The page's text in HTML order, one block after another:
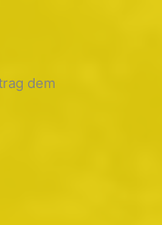
dem